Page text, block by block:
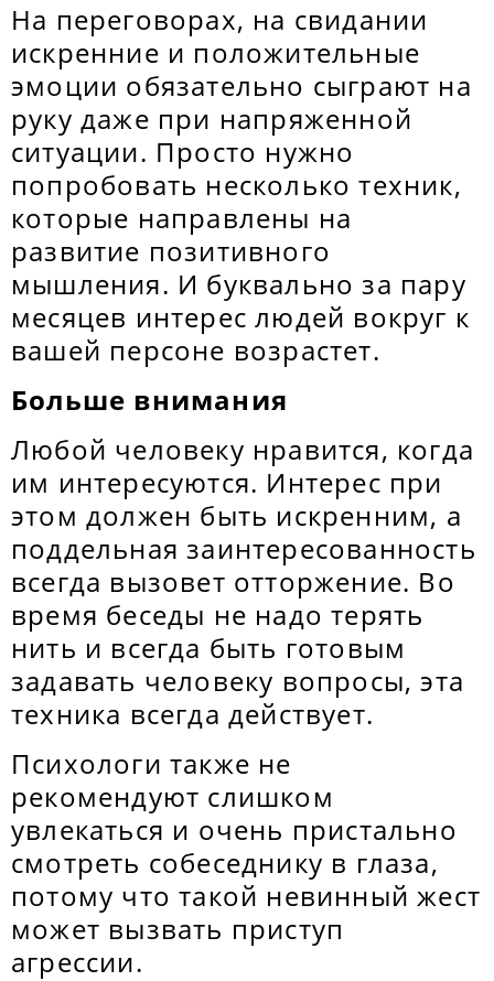
На переговорах, на свидании
искренние и положительные
эмоции обязательно сыграют на
руку даже при напряженной
ситуации. Просто нужно
попробовать несколько техник,
которые направлены на
развитие позитивного
мышления. И буквально за пару
месяцев интерес людей вокруг к
вашей персоне возрастет.
Больше внимания
Любой человеку нравится, когда
им интересуются. Интерес при
этом должен быть искренним, а
поддельная заинтересованность
всегда вызовет отторжение. Во
время беседы не надо терять
нить и всегда быть готовым
задавать человеку вопросы, эта
техника всегда действует.
Психологи также не
рекомендуют слишком
увлекаться и очень пристально
смотреть собеседнику в глаза,
потому что такой невинный жест
может вызвать приступ
агрессии.